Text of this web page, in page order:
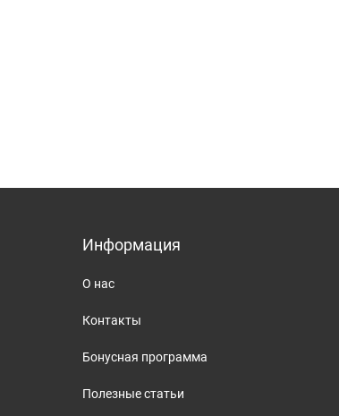
Информация
О нас
Контакты
Бонусная программа
Полезные статьи